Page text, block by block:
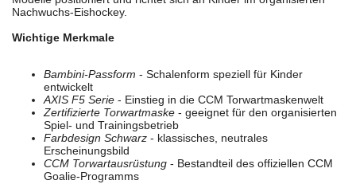
Nachwuchs-Eishockey.
Wichtige Merkmale
Bambini-Passform - Schalenform speziell für Kinder
entwickelt
AXIS F5 Serie - Einstieg in die CCM Torwartmaskenwelt
Zertifizierte Torwartmaske - geeignet für den organisierten
Spiel- und Trainingsbetrieb
Farbdesign Schwarz - klassisches, neutrales
Erscheinungsbild
CCM Torwartausrüstung - Bestandteil des offiziellen CCM
Goalie-Programms